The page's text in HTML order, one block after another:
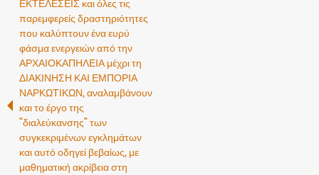
παρεμφερείς δραστηριότητες
που καλύπτουν ένα ευρύ
φάσμα ενεργειών από την
ΑΡΧΑΙΟΚΑΠΗΛΕΙΑ μέχρι τη
ΔΙΑΚΙΝΗΣΗ ΚΑΙ ΕΜΠΟΡΙΑ
ΝΑΡΚΩΤΙΚΩΝ, αναλαμβάνουν
και το έργο της
"διαλεύκανσης" των
συγκεκριμένων εγκλημάτων
και αυτό οδηγεί βεβαίως, με
μαθηματική ακρίβεια στη